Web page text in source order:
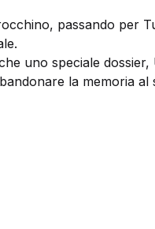
passando per
uno speciale dossier,
la memoria